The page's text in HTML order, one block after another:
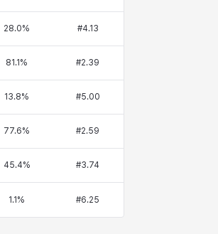
28.0% #4.13
81.1 % #2.39
13.8% #5.00
77.6% #2.59
45.4% #3.74
1.1 % #6.25